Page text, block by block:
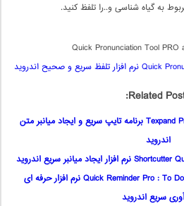
به گیاه شناسی و..را تلفظ کنید.
Quick Pronunciation Tool PRO
Related
دانلود Texpand Pro – Text Shortcuts v1.8.5 برنامه تایپ سریع و ایجاد میانبر متن
اندروید
دانلود Quick Reminder Pro : To Do Notes Reminder Pro 1.5 نرم افزار حرفه ای
سریع اندروید